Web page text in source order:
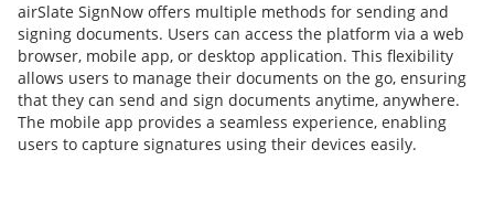
airSlate SignNow offers multiple methods for sending and
signing documents. Users can access the platform via a web
browser, mobile app, or desktop application. This flexibility
allows users to manage their documents on the go, ensuring
that they can send and sign documents anytime, anywhere.
The mobile app provides a seamless experience, enabling
users to capture signatures using their devices easily.